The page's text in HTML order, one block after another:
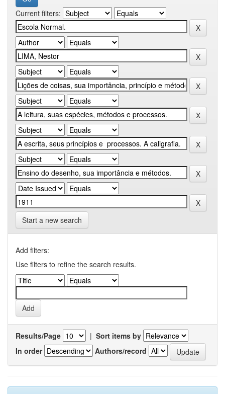
Current filters:
Start a new search
Add filters:
Use filters to refine the search results.
Results/Page | Sort items by
In order
Authors/record